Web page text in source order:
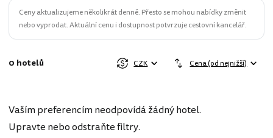
Ceny aktualizujeme několikrát denně. Přesto se mohou nabídky změnit
nebo vyprodat. Aktuální cenu i dostupnost potvrzuje cestovní kancelář.
0 hotelů CZK Cena (od nejnižší)
Vaším preferencím neodpovídá žádný hotel.
Upravte nebo odstraňte filtry.